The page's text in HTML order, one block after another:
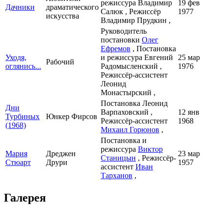
Дачники
драматического
искусства
режиссура Владимир
Салюк , Режиссёр
Владимир Прудкин ,
19 фев
1977
Уходя,
оглянись...
Рабочий
Руководитель
постановки Олег
Ефремов , Постановка
и режиссура Евгений
Радомысленский ,
Режиссёр-ассистент
Леонид
Монастырский ,
25 мар
1976
Дни
Турбиных
(1968)
Юнкер Фирсов
Постановка Леонид
Варпаховский ,
Режиссёр-ассистент
Михаил Горюнов ,
12 янв
1968
Мария
Стюарт
Дреджен
Друри
Постановка и
режиссура Виктор
Станицын , Режиссёр-
ассистент Иван
Тарханов ,
23 мар
1957
Галерея